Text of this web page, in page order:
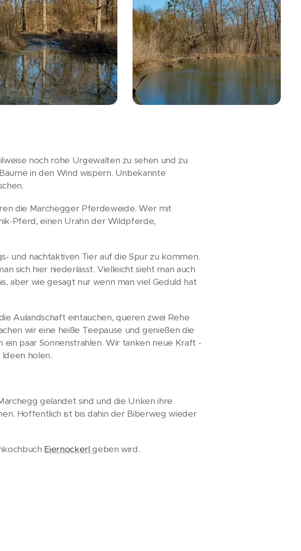
noch rohe Urgewalten zu sehen und zu
in den Wind wispern. Unbekannte
die Marchegger Pferdeweide. Wer mit
Pferd, einen Urahn der Wildpferde,
und nachtaktiven Tier auf die Spur zu kommen.
sich hier niederlässt. Vielleicht sieht man auch
aber wie gesagt nur wenn man viel Geduld hat
Aulandschaft eintauchen, queren zwei Rehe
wir eine heiße Teepause und genießen die
ein paar Sonnenstrahlen. Wir tanken neue Kraft -
holen.
gelandet sind und die Unken ihre
Hoffentlich ist bis dahin der Biberweg wieder
Eiernockerlgeben wird.